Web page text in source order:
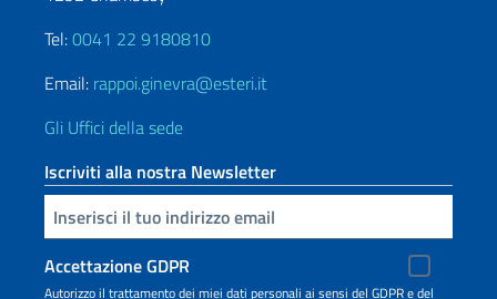
Tel:0041 22 9180810
Email: rappoi.ginevra@esteri.it
Gli Uffici della sede
Iscriviti alla nostra Newsletter
Inserisci la tua email
Accettazione GDPR
Autorizzo il trattamento dei miei dati personali ai sensi del GDPR e del